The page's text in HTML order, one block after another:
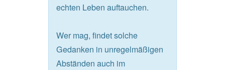
echten Leben auftauchen.
Wer mag, findet solche
Gedanken in unregelmäßigen
Abständen auch im